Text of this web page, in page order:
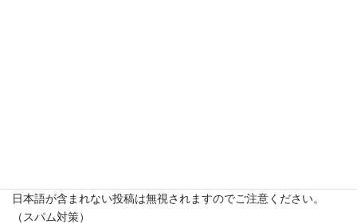
日本語が含まれない投稿は無視されますのでご注意ください。
（スパム対策）